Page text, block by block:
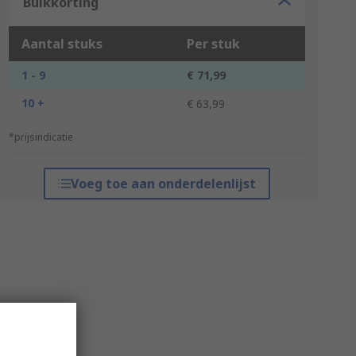
Aantal stuks Per stuk
1 - 9
€ 71,99
10 +
€ 63,99
*prijsindicatie
Voeg toe aan onderdelenlijst